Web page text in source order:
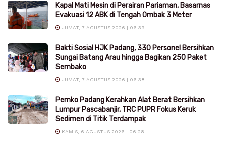
Kapal Mati Mesin di Perairan Pariaman, Basarnas
Evakuasi 12 ABK di Tengah Ombak 3 Meter
JUMAT, 7 AGUSTUS 2026 | 06:39
Bakti Sosial HJK Padang, 330 Personel Bersihkan
Sungai Batang Arau hingga Bagikan 250 Paket
Sembako
JUMAT, 7 AGUSTUS 2026 | 06:38
Pemko Padang Kerahkan Alat Berat Bersihkan
Lumpur Pascabanjir, TRC PUPR Fokus Keruk
Sedimen di Titik Terdampak
KAMIS, 6 AGUSTUS 2026 | 06:28